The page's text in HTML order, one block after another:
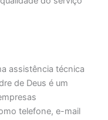
assistência técnica
de Deus é um
telefone, e-mail